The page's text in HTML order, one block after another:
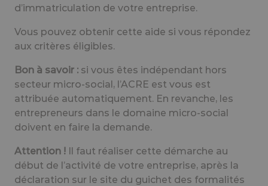
d’immatriculation de votre entreprise.
Vous pouvez obtenir cette aide si vous répondez
aux critères éligibles.
Bon à savoir : si vous êtes indépendant hors
secteur micro-social, l’ACRE est vous est
attribuée automatiquement. En revanche, les
entrepreneurs dans le domaine micro-social
doivent en faire la demande.
Attention ! Il faut réaliser cette démarche au
début de l’activité de votre entreprise, après la
déclaration sur le site du guichet des formalités